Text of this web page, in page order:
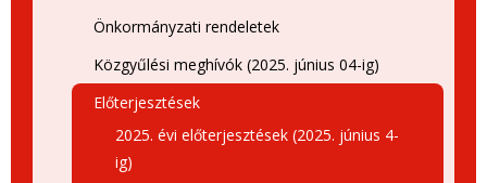
Önkormányzati rendeletek
Közgyűlési meghívók (2025. június 04-ig)
Előterjesztések
2025. évi előterjesztések (2025. június 4-
ig)